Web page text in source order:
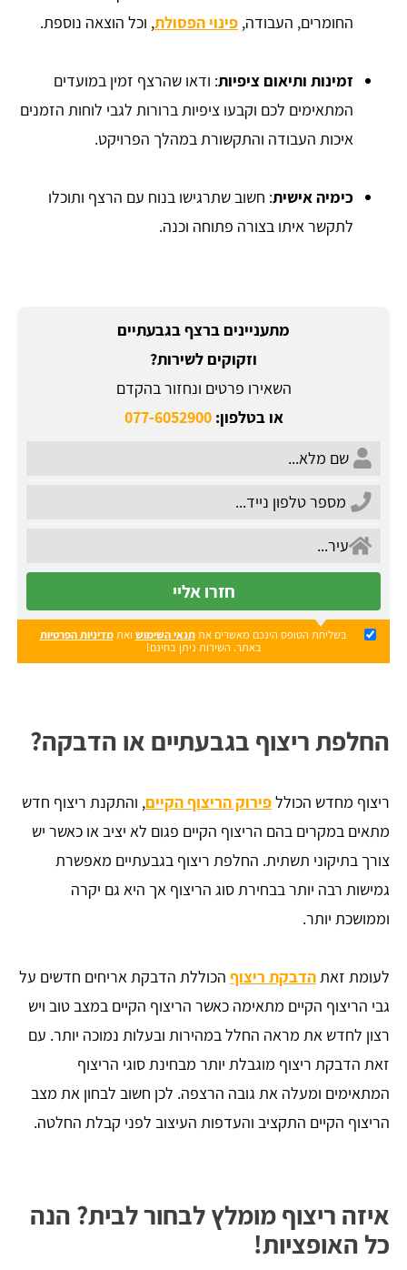
החומרים, העבודה, פינוי הפסולת, וכל הוצאה נוספת.
זמינות ותיאום ציפיות: ודאו שהרצף זמין במועדים
המתאימים לכם וקבעו ציפיות ברורות לגבי לוחות הזמנים
איכות העבודה והתקשורת במהלך הפרויקט.
כימיה אישית: חשוב שתרגישו בנוח עם הרצף ותוכלו
לתקשר איתו בצורה פתוחה וכנה.
מתעניינים ברצף בגבעתיים
וזקוקים לשירות?
השאירו פרטים ונחזור בהקדם
או בטלפון:077-6052900
חזרו אליי
בשליחת הטופס הינכם מאשרים אתתנאי השימוש ואתמדיניות הפרטיות
באתר. השירות ניתן בחינם!
החלפת ריצוף בגבעתיים או הדבקה?
ריצוף מחדש הכוללפירוק הריצוף הקיים, והתקנת ריצוף חדש
מתאים במקרים בהם הריצוף הקיים פגום לא יציב או כאשר יש
צורך בתיקוני תשתית. החלפת ריצוף בגבעתיים מאפשרת
גמישות רבה יותר בבחירת סוג הריצוף אך היא גם יקרה
וממושכת יותר.
לעומת זאתהדבקת ריצוף הכוללת הדבקת אריחים חדשים על
גבי הריצוף הקיים מתאימה כאשר הריצוף הקיים במצב טוב ויש
רצון לחדש את מראה החלל במהירות ובעלות נמוכה יותר. עם
זאת הדבקת ריצוף מוגבלת יותר מבחינת סוגי הריצוף
המתאימים ומעלה את גובה הרצפה. לכן חשוב לבחון את מצב
הריצוף הקיים התקציב והעדפות העיצוב לפני קבלת החלטה.
איזה ריצוף מומלץ לבחור לבית? הנה
כל האופציות!